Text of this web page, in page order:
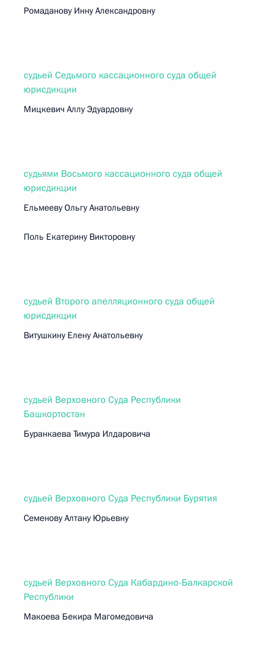
Ромаданову Инну Александровну
судьей Седьмого кассационного суда общей
юрисдикции
Мицкевич Аллу Эдуардовну
судьями Восьмого кассационного суда общей
юрисдикции
Ельмееву Ольгу Анатольевну
Поль Екатерину Викторовну
судьей Второго апелляционного суда общей
юрисдикции
Витушкину Елену Анатольевну
судьей Верховного Суда Республики
Башкортостан
Буранкаева Тимура Илдаровича
судьей Верховного Суда Республики Бурятия
Семенову Алтану Юрьевну
судьей Верховного Суда Кабардино-Балкарской
Республики
Макоева Бекира Магомедовича